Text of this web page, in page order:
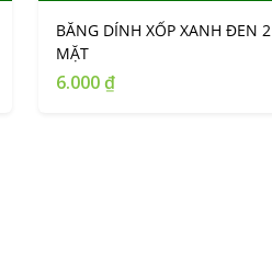
BĂNG DÍNH XỐP XANH ĐEN 2
MẶT
6.000 ₫